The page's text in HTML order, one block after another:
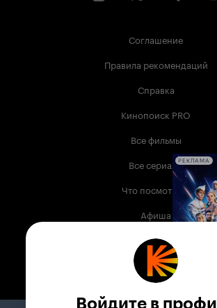
Соглашение
Правила рекомендаций
Справка
Кинопоиск PRO
Все фильмы
Все сериалы
Что посмотреть
Афиша
Музыка
Телепрограмма
РЕКЛАМА
Войдите в